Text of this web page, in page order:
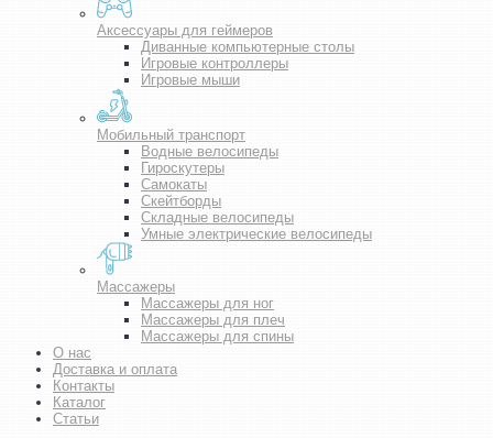
Аксессуары для геймеров
Диванные компьютерные столы
Игровые контроллеры
Игровые мыши
Мобильный транспорт
Водные велосипеды
Гироскутеры
Самокаты
Скейтборды
Складные велосипеды
Умные электрические велосипеды
Массажеры
Массажеры для ног
Массажеры для плеч
Массажеры для спины
О нас
Доставка и оплата
Контакты
Каталог
Статьи